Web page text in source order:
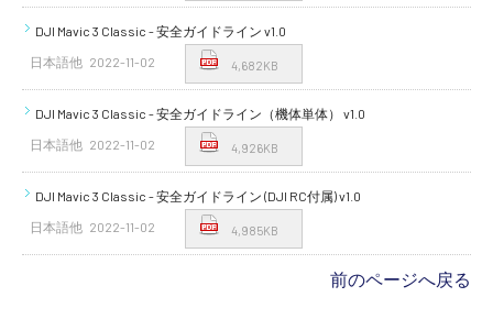
DJI Mavic 3 Classic - 安全ガイドライン v1.0
日本語他 2022-11-02 4,682KB
DJI Mavic 3 Classic - 安全ガイドライン（機体単体） v1.0
日本語他 2022-11-02 4,926KB
DJI Mavic 3 Classic - 安全ガイドライン (DJI RC付属) v1.0
日本語他 2022-11-02 4,985KB
前のページへ戻る